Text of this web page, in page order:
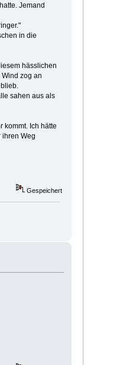
Jemand
in die
hässlichen
zog an
sahen aus als
kommt. Ich hätte
ihren Weg
Gespeichert